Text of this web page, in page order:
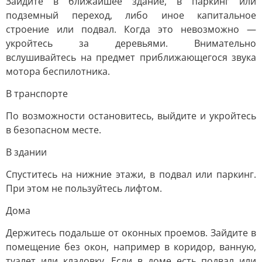
подземный переход, либо иное капитальное
строение или подвал. Когда это невозможно —
укройтесь за деревьями. Внимательно
вслушивайтесь на предмет приближающегося звука
мотора беспилотника.
В транспорте
По возможности остановитесь, выйдите и укройтесь
в безопасном месте.
В здании
Спуститесь на нижние этажи, в подвал или паркинг.
При этом не пользуйтесь лифтом.
Дома
Держитесь подальше от оконных проемов. Зайдите в
помещение без окон, например в коридор, ванную,